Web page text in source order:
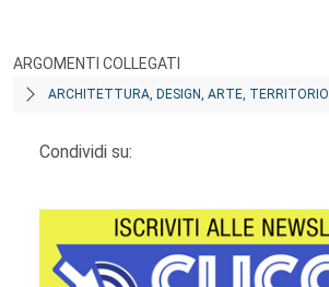
ARGOMENTI COLLEGATI
ARCHITETTURA, DESIGN, ARTE, TERRITORIO
Condividi su: